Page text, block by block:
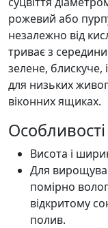
рожевий або
незалежно від
триває з
зелене, блискуче,
для низьких
віконних ящиках.
Висота і
Для
помірно
відкритому
полив.